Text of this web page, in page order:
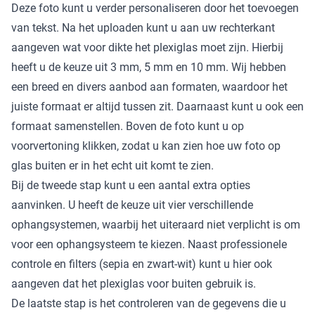
Deze foto kunt u verder personaliseren door het toevoegen
van tekst. Na het uploaden kunt u aan uw rechterkant
aangeven wat voor dikte het plexiglas moet zijn. Hierbij
heeft u de keuze uit 3 mm, 5 mm en 10 mm. Wij hebben
een breed en divers aanbod aan formaten, waardoor het
juiste formaat er altijd tussen zit. Daarnaast kunt u ook een
formaat samenstellen. Boven de foto kunt u op
voorvertoning klikken, zodat u kan zien hoe uw foto op
glas buiten er in het echt uit komt te zien.
Bij de tweede stap kunt u een aantal extra opties
aanvinken. U heeft de keuze uit vier verschillende
ophangsystemen, waarbij het uiteraard niet verplicht is om
voor een ophangsysteem te kiezen. Naast professionele
controle en filters (sepia en zwart-wit) kunt u hier ook
aangeven dat het plexiglas voor buiten gebruik is.
De laatste stap is het controleren van de gegevens die u